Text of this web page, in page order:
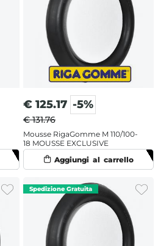
€ 125.17 -5%
€ 131.76
Mousse RigaGomme M 110/100-
18 MOUSSE EXCLUSIVE